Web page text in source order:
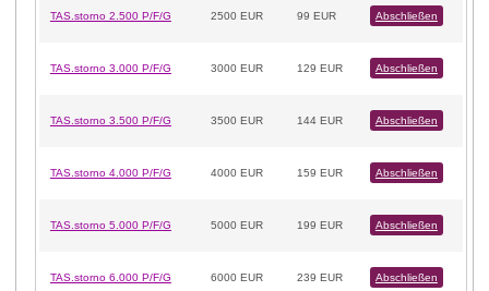
TAS.storno 2.500 P/F/G 2500 EUR 99 EUR Abschließen
TAS.storno 3.000 P/F/G 3000 EUR 129 EUR Abschließen
TAS.storno 3.500 P/F/G 3500 EUR 144 EUR Abschließen
TAS.storno 4.000 P/F/G 4000 EUR 159 EUR Abschließen
TAS.storno 5.000 P/F/G 5000 EUR 199 EUR Abschließen
TAS.storno 6.000 P/F/G 6000 EUR 239 EUR Abschließen